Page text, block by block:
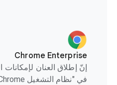
Chrome Enterprise
إنّ إطلاق العنان لإمكانات